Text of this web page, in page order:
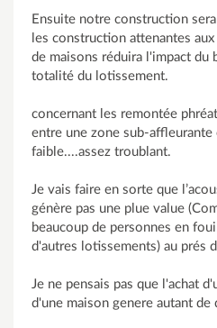
Ensuite notre construction
les construction attenantes
de maisons réduira l'impact du
totalité du lotissement.
concernant les remontée
entre une zone sub-
faible....assez troublant.
Je vais faire en sorte que
génère pas une plue value
beaucoup de personnes en
d'autres lotissements) au prés
Je ne pensais pas que l'achat
d'une maison genere autant de